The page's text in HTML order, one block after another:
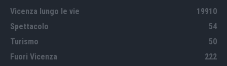
Vicenza lungo le vie
19910
Spettacolo
54
Turismo
50
Fuori Vicenza
222